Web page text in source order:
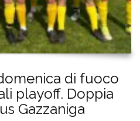
di fuoco
playoff. Doppia
Gazzaniga